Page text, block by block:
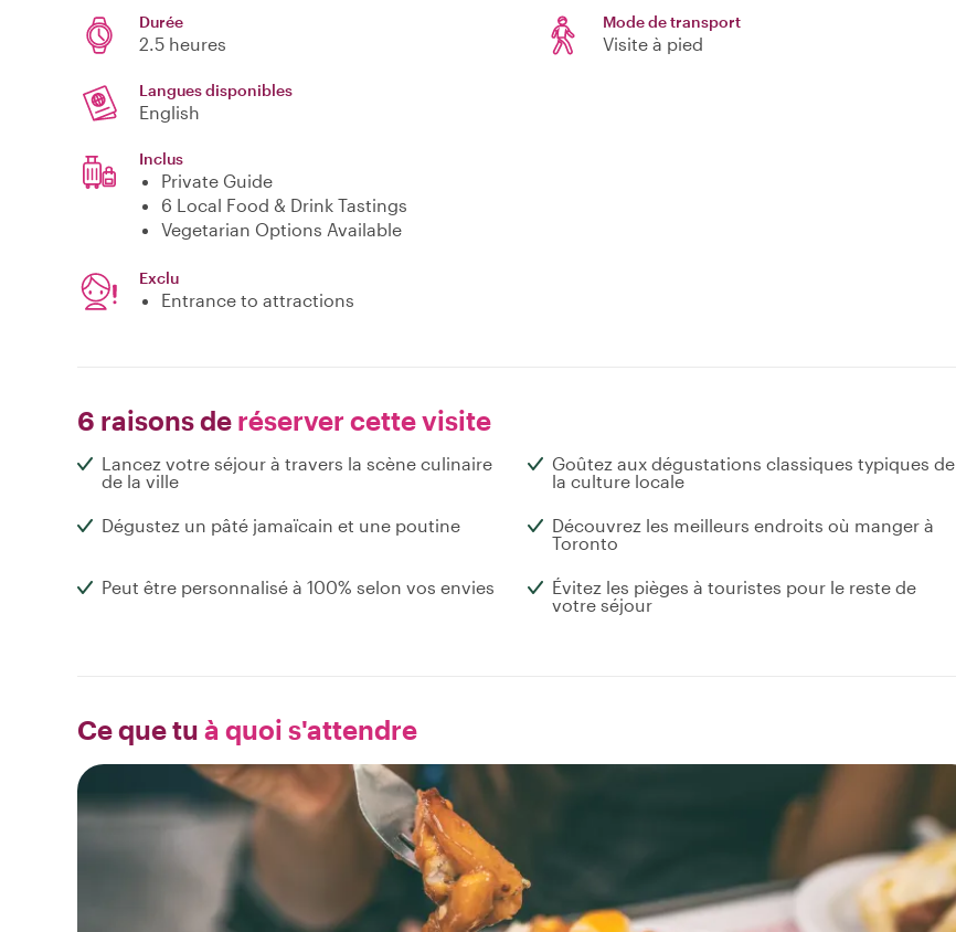
Durée
2.5 heures
Mode de transport
Visite à pied
Langues disponibles
English
Inclus
Private Guide
6 Local Food & Drink Tastings
Vegetarian Options Available
Exclu
Entrance to attractions
6 raisons de réserver cette visite
Lancez votre séjour à travers la scène culinaire
de la ville
Goûtez aux dégustations classiques typiques de
la culture locale
Dégustez un pâté jamaïcain et une poutine
Découvrez les meilleurs endroits où manger à
Toronto
Peut être personnalisé à 100% selon vos envies
Évitez les pièges à touristes pour le reste de
votre séjour
Ce que tu à quoi s'attendre